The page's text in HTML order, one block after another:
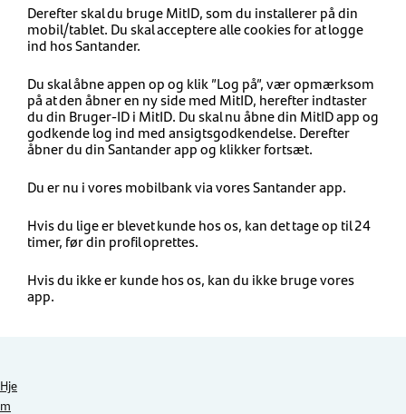
Derefter skal du bruge MitID, som du installerer på din
mobil/tablet. Du skal acceptere alle cookies for at logge
ind hos Santander.
Du skal åbne appen op og klik ”Log på”, vær opmærksom
på at den åbner en ny side med MitID, herefter indtaster
du din Bruger-ID i MitID. Du skal nu åbne din MitID app og
godkende log ind med ansigtsgodkendelse. Derefter
åbner du din Santander app og klikker fortsæt.
Du er nu i vores mobilbank via vores Santander app.
Hvis du lige er blevet kunde hos os, kan det tage op til 24
timer, før din profil oprettes.
Hvis du ikke er kunde hos os, kan du ikke bruge vores
app.
Hje
m